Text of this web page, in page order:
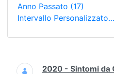
Anno Passato (17)
Intervallo Personalizzato…
Ricerca
2020 - Sintomi da